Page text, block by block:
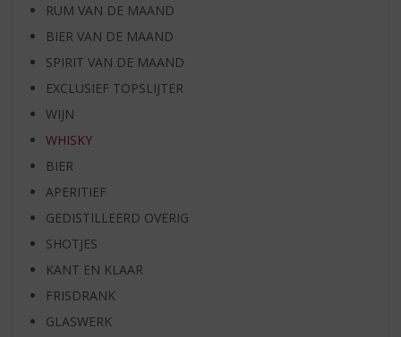
RUM VAN DE MAAND
BIER VAN DE MAAND
SPIRIT VAN DE MAAND
EXCLUSIEF TOPSLIJTER
WIJN
WHISKY
BIER
APERITIEF
GEDISTILLEERD OVERIG
SHOTJES
KANT EN KLAAR
FRISDRANK
GLASWERK